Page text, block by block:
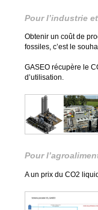
Pour l’industrie
Obtenir un coût de
fossiles, c’est le
GASEO récupère le
d’utilisation.
Pour
A un prix du CO2